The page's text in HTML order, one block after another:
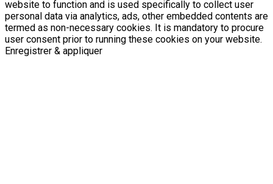
website to function and is used specifically to collect user
personal data via analytics, ads, other embedded contents are
termed as non-necessary cookies. It is mandatory to procure
user consent prior to running these cookies on your website.
Enregistrer & appliquer